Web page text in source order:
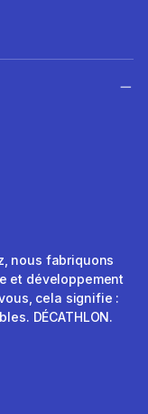
nous fabriquons
et développement
cela signifie :
DÉCATHLON.